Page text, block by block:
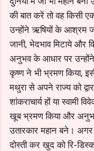
की बात करें तो वह किसी
उन्होंने ऋषियों के आश्रम
जानी, भेदभाव मिटाये और
अनुभव के आधार पर उन्होंने
कृष्ण ने भी भ्रमण किया,
मथुरा से अपने राज्य को
शांकराचार्य हों या स्वामी
खूब भ्रमण किया और
उतारकार महान बने। अगर
दोस्ती कर खुद को रि-